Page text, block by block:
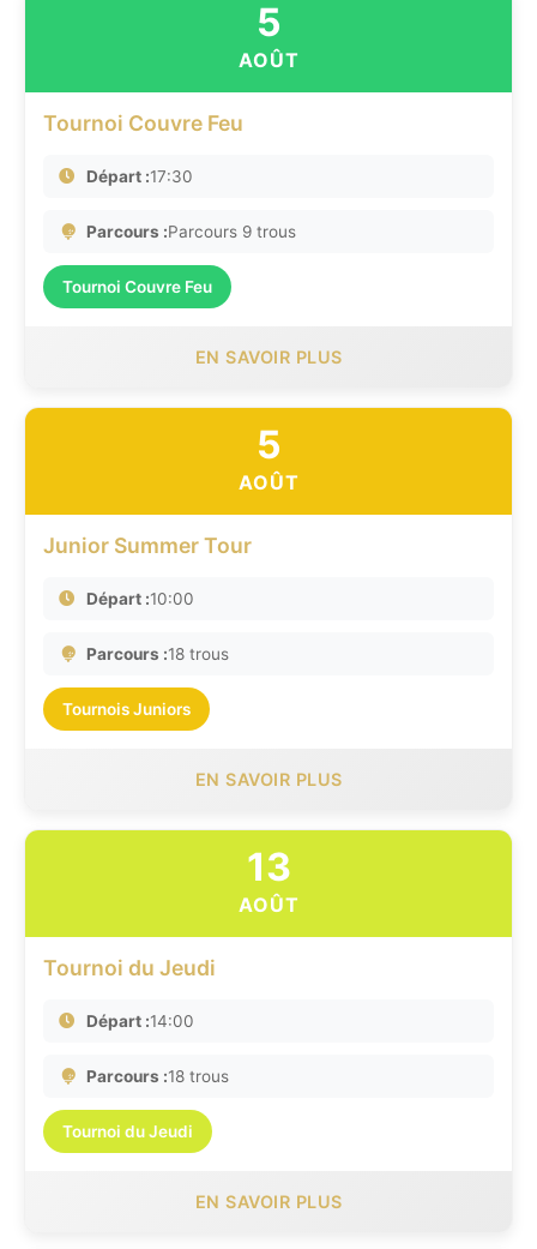
5
AOÛT
Tournoi Couvre Feu
Départ :17:30
Parcours :Parcours 9 trous
Tournoi Couvre Feu
EN SAVOIR PLUS
5
AOÛT
Junior Summer Tour
Départ :10:00
Parcours :18 trous
Tournois Juniors
EN SAVOIR PLUS
13
AOÛT
Tournoi du Jeudi
Départ :14:00
Parcours :18 trous
Tournoi du Jeudi
EN SAVOIR PLUS